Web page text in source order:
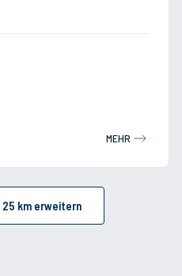
MEHR
25 km erweitern